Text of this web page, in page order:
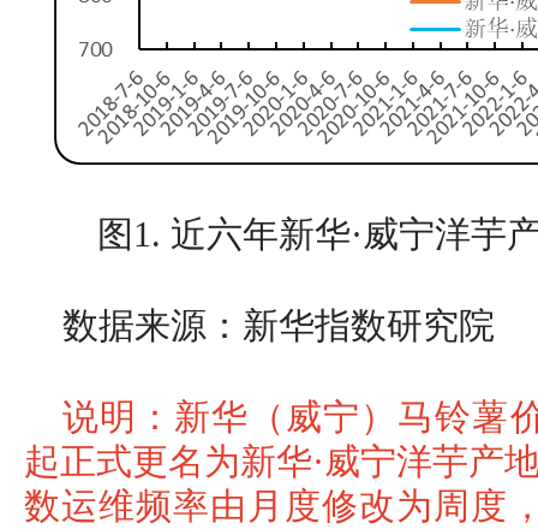
图1. 近六年新华·威宁洋芋
数据来源：新华指数研究院
说明：新华（威宁）马铃薯
起正式更名为新华·威宁洋芋产
数运维频率由月度修改为周度